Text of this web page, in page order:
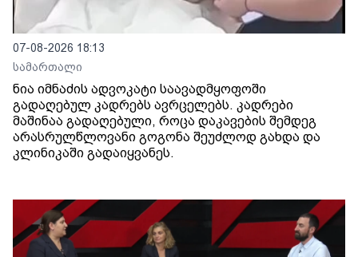
07-08-2026 18:13
სამართალი
ნია იმნაძის ადვოკატი საავადმყოფოში
გადაღებულ კადრებს ავრცელებს. კადრები
მაშინაა გადაღებული, როცა დაკავების შემდეგ
არასრულწლოვანი გოგონა შეუძლოდ გახდა და
კლინიკაში გადაიყვანეს.